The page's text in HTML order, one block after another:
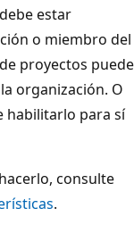
estar
o miembro del
proyectos puede
organización. O
habilitarlo para sí
consulte
.